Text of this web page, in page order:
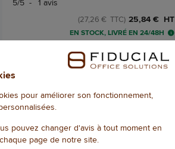
5/5 - 1 avis
25,84 € HT
(27,26 € TTC)
EN STOCK, LIVRÉ EN 24/48H
AJOUTER
pour améliorer son fonctionnement,
pouvez changer d'avis à tout moment en
page de notre site.